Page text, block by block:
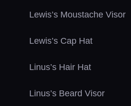
Lewis’s Moustache Visor
Lewis’s Cap Hat
Linus’s Hair Hat
Linus’s Beard Visor